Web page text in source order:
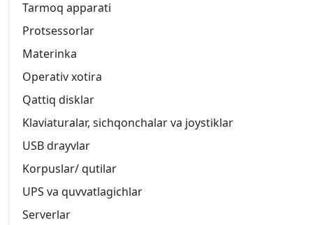
Tarmoq apparati
Protsessorlar
Materinka
Operativ xotira
Qattiq disklar
Klaviaturalar, sichqonchalar va joystiklar
USB drayvlar
Korpuslar/ qutilar
UPS va quvvatlagichlar
Serverlar